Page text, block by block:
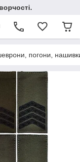
погони,